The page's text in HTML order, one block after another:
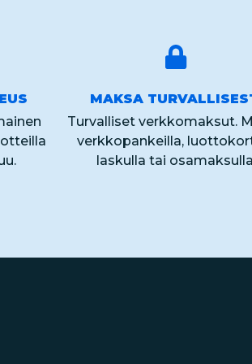
MAKSA
Turvalliset verkkomaksut.
verkkopankeilla,
laskulla tai